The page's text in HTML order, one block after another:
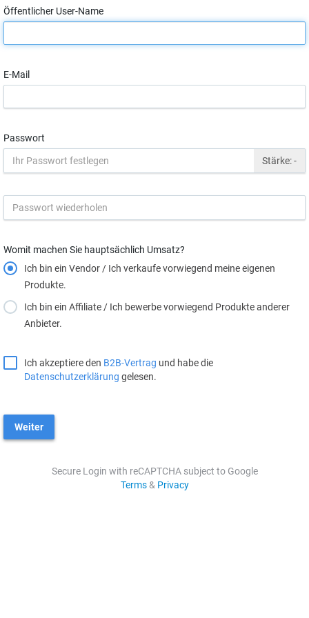
Öffentlicher User-Name
E-Mail
Passwort
Stärke:-
Womit machen Sie hauptsächlich Umsatz?
Ich bin ein Vendor / Ich verkaufe vorwiegend meine eigenen
Produkte.
Ich bin ein Affiliate / Ich bewerbe vorwiegend Produkte anderer
Anbieter.
Ich akzeptiere den B2B-Vertrag und habe die
Datenschutzerklärung gelesen.
Weiter
Secure Login with reCAPTCHA subject to Google
Terms& Privacy